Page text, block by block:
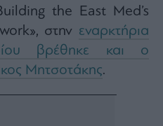
the East Med’s
στην εναρκτήρια
βρέθηκε και ο
Μητσοτάκης.